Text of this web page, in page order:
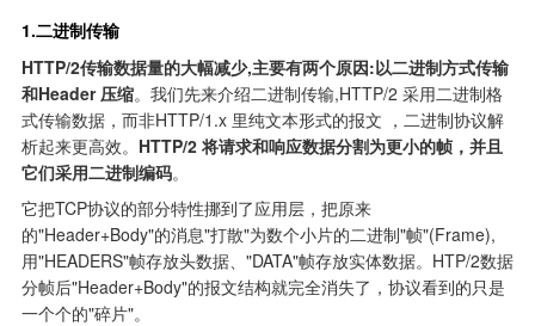
1.二进制传输
HTTP/2传输数据量的大幅减少,主要有两个原因:以二进制方式传输
和Header 压缩。我们先来介绍二进制传输,HTTP/2 采用二进制格
式传输数据，而非HTTP/1.x 里纯文本形式的报文 ，二进制协议解
析起来更高效。 HTTP/2 将请求和响应数据分割为更小的帧，并且
它们采用二进制编码。
它把TCP协议的部分特性挪到了应用层，把原来
的"Header+Body"的消息"打散"为数个小片的二进制"帧"(Frame),
用"HEADERS"帧存放头数据、"DATA"帧存放实体数据。HTP/2数据
分帧后"Header+Body"的报文结构就完全消失了，协议看到的只是
一个个的"碎片"。